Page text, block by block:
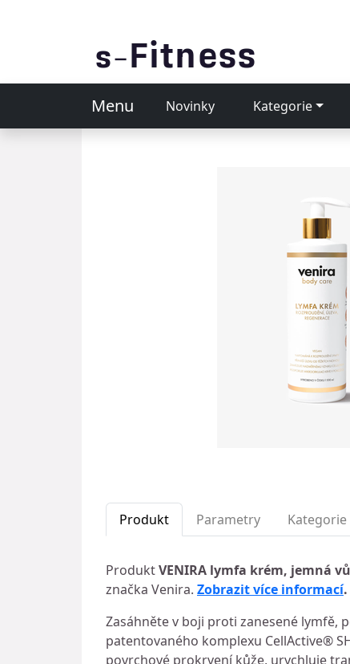
Menu Novinky Kategorie
Produkt Parametry Kategorie
ProduktVENIRA lymfa krém, jemná
značka Venira. Zobrazit více informací.
Zasáhněte v boji proti zanesené
patentovaného komplexu CellActive®
povrchové prokrvení kůže, urychluje